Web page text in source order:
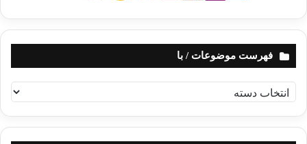
فهرست موضوعات / با
ه
ر